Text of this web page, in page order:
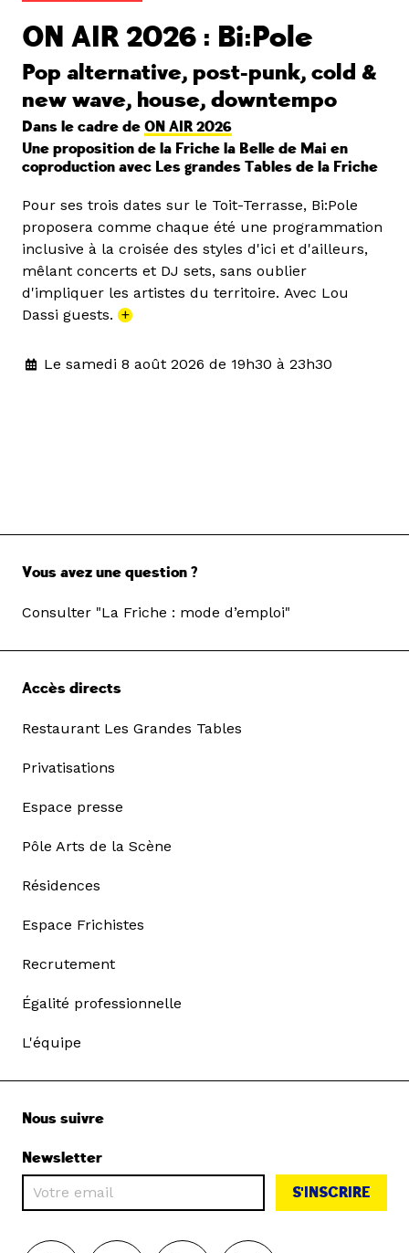
ON AIR 2026 : Bi:Pole
Pop alternative, post-punk, cold &
new wave, house, downtempo
Dans le cadre de ON AIR 2026
Une proposition de la Friche la Belle de Mai en
coproduction avec Les grandes Tables de la Friche
Pour ses trois dates sur le Toit-Terrasse, Bi:Pole
proposera comme chaque été une programmation
inclusive à la croisée des styles d'ici et d'ailleurs,
mêlant concerts et DJ sets, sans oublier
d'impliquer les artistes du territoire. Avec Lou
Dassi guests. +
Le samedi 8 août 2026 de 19h30 à 23h30
Vous avez une question ?
Consulter "La Friche : mode d’emploi"
Accès directs
Restaurant Les Grandes Tables
Privatisations
Espace presse
Pôle Arts de la Scène
Résidences
Espace Frichistes
Recrutement
Égalité professionnelle
L'équipe
Nous suivre
Newsletter
S'INSCRIRE